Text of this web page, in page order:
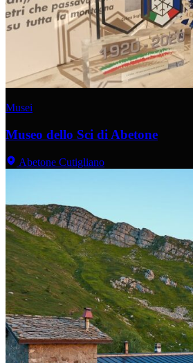
Musei
Museo dello Sci di Abetone
Abetone Cutigliano